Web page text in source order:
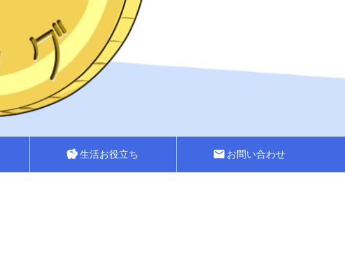
savings生活お役立ち mailお問い合わせ